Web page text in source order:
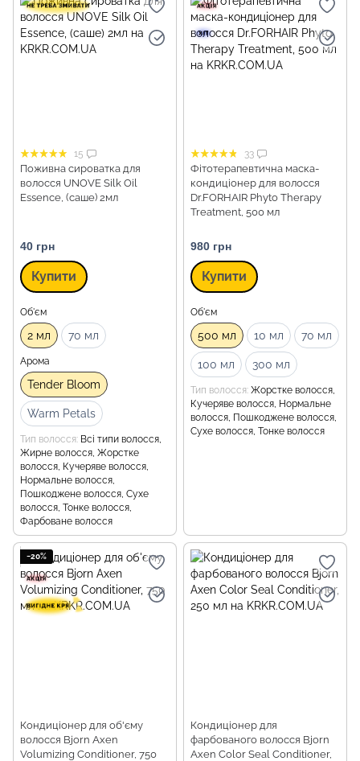
15
Поживна сироватка для
волосся UNOVE Silk Oil
Essence, (саше) 2мл
40 грн
Купити
Об'єм
2 мл 70 мл
Арома
Tender Bloom
Warm Petals
Тип волосся Всі типи волосся,
Жирне волосся, Жорстке
волосся, Кучеряве волосся,
Нормальне волосся,
Пошкоджене волосся, Сухе
волосся, Тонке волосся,
Фарбоване волосся
33
Фітотерапевтична маска-
кондиціонер для волосся
Dr.FORHAIR Phyto Therapy
Treatment, 500 мл
980 грн
Купити
Об'єм
500 мл 10 мл 70 мл
100 мл 300 мл
Тип волосся Жорстке волосся,
Кучеряве волосся, Нормальне
волосся, Пошкоджене волосся,
Сухе волосся, Тонке волосся
−20%
Кондиціонер для об'єму
волосся Bjorn Axen
Volumizing Conditioner, 750
Кондиціонер для
фарбованого волосся Bjorn
Axen Color Seal Conditioner,